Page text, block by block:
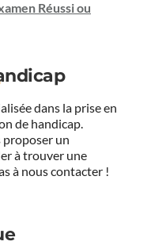
Réussi ou
dans la prise en
de handicap.
proposer un
à trouver une
à nous contacter !